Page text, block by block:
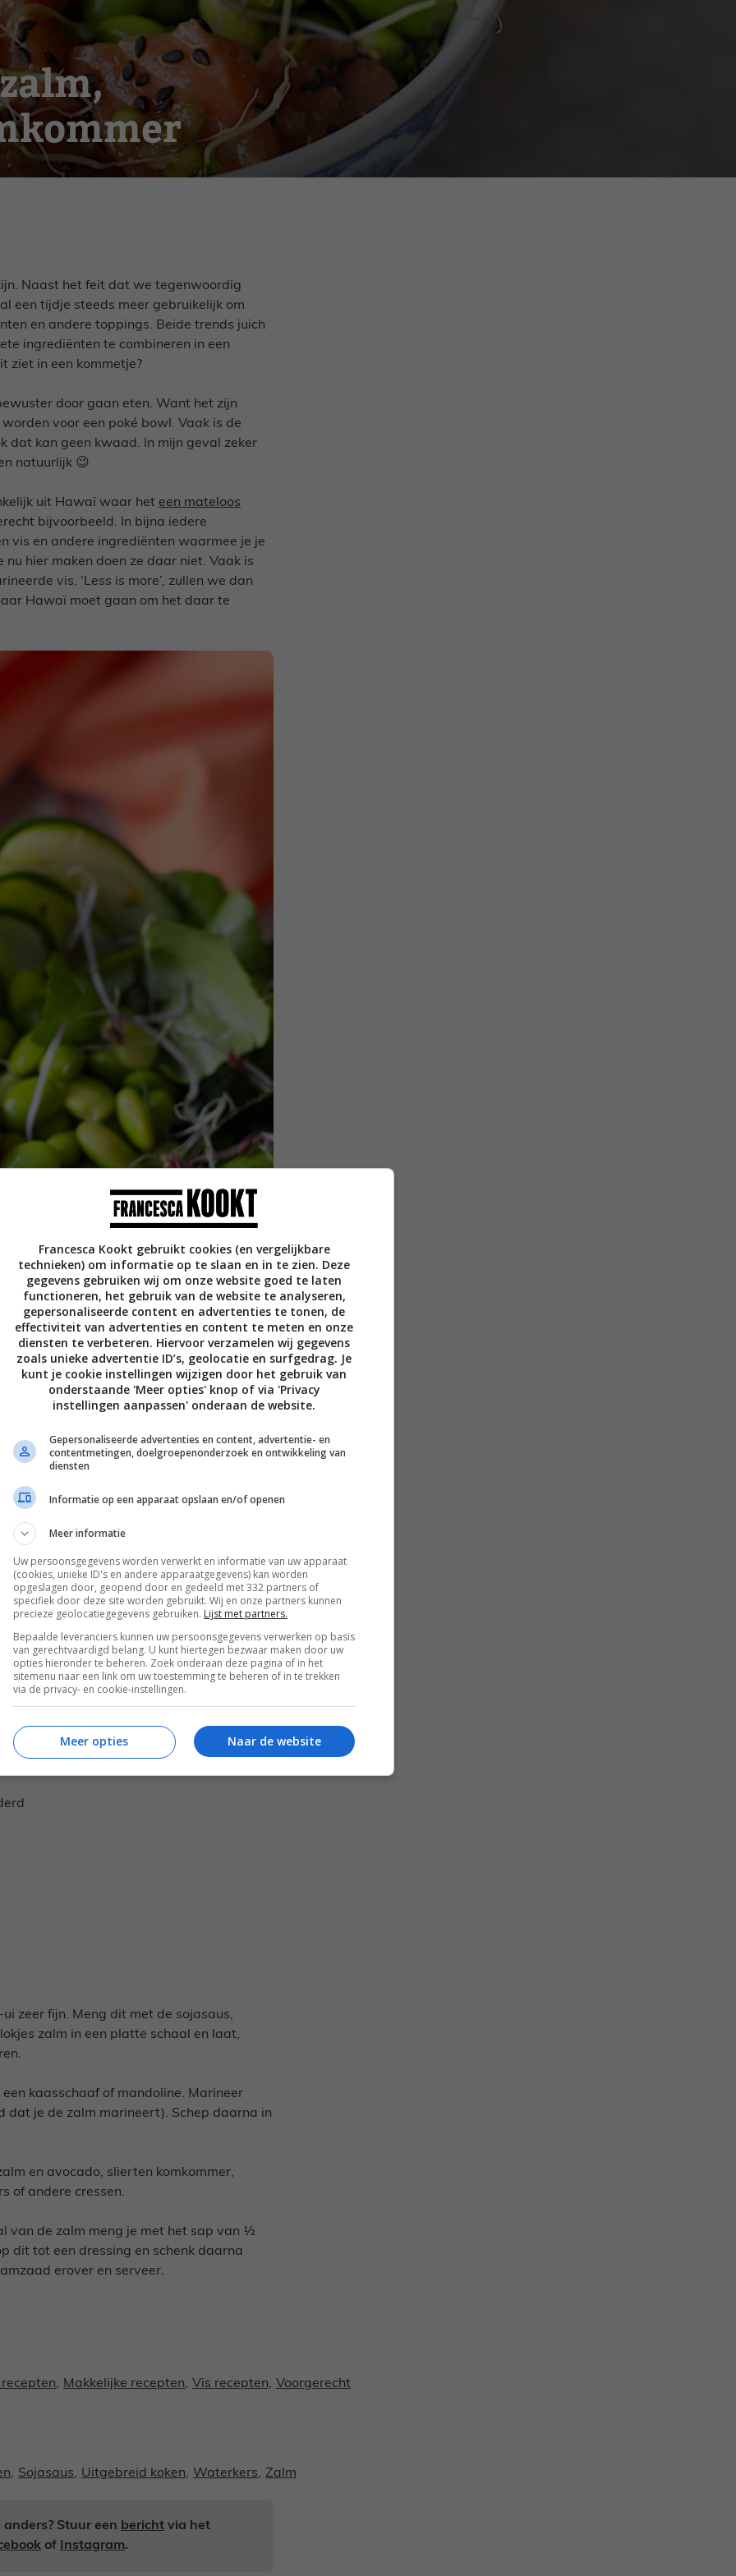
Naast het feit dat we tegenwoordig
een tijdje steeds meer gebruikelijk om
en andere toppings. Beide trends juich
ingrediënten te combineren in een
ziet in een kommetje?
door gaan eten. Want het zijn
voor een poké bowl. Vaak is de
dat kan geen kwaad. In mijn geval zeker
natuurlijk 😉
uit Hawaï waar het een mateloos
bijvoorbeeld. In bijna iedere
vis en andere ingrediënten waarmee je je
hier maken doen ze daar niet. Vaak is
vis. ‘Less is more’, zullen we dan
Hawaï moet gaan om het daar te
als lunch of
(bruine of zwarte rijst kan ook)
zeer fijn. Meng dit met de sojasaus,
zalm in een platte schaal en laat,
kaasschaaf of mandoline. Marineer
dat je de zalm marineert). Schep daarna in
en avocado, slierten komkommer,
of andere cressen.
van de zalm meng je met het sap van ½
dit tot een dressing en schenk daarna
erover en serveer.
recepten, Makkelijke recepten, Vis recepten, Voorgerecht
, Sojasaus, Uitgebreid koken, Waterkers, Zalm
Stuur een bericht via het
of Instagram.
Francesca Kookt gebruikt cookies (en vergelijkbare
technieken) om informatie op te slaan en in te zien. Deze
gegevens gebruiken wij om onze website goed te laten
functioneren, het gebruik van de website te analyseren,
gepersonaliseerde content en advertenties te tonen, de
effectiviteit van advertenties en content te meten en onze
diensten te verbeteren. Hiervoor verzamelen wij gegevens
zoals unieke advertentie ID’s, geolocatie en surfgedrag. Je
kunt je cookie instellingen wijzigen door het gebruik van
onderstaande 'Meer opties' knop of via 'Privacy
instellingen aanpassen' onderaan de website.
Gepersonaliseerde advertenties en content, advertentie- en
contentmetingen, doelgroepenonderzoek en ontwikkeling van
diensten
Informatie op een apparaat opslaan en/of openen
Meer informatie
Uw persoonsgegevens worden verwerkt en informatie van uw apparaat
(cookies, unieke ID's en andere apparaatgegevens) kan worden
opgeslagen door, geopend door en gedeeld met 332 partners of
specifiek door deze site worden gebruikt. Wij en onze partners kunnen
precieze geolocatiegegevens gebruiken. Lijst met partners.
Bepaalde leveranciers kunnen uw persoonsgegevens verwerken op basis
van gerechtvaardigd belang. U kunt hiertegen bezwaar maken door uw
opties hieronder te beheren. Zoek onderaan deze pagina of in het
sitemenu naar een link om uw toestemming te beheren of in te trekken
via de privacy- en cookie-instellingen.
Naar de website
Meer opties